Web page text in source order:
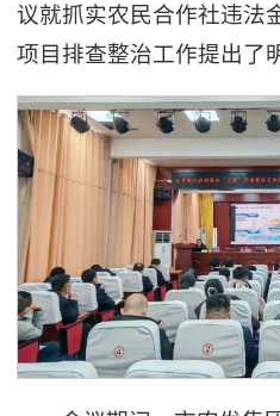
议就抓实农民合作社违法
项目排查整治工作提出了